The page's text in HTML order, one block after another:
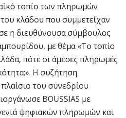
τοπίο των πληρωμών
κλάδου που συμμετείχαν
η διευθύνουσα σύμβουλος
με θέμα «Το τοπίο
πότε οι άμεσες πληρωμές
Η συζήτηση
του συνεδρίου
BOUSSIAS με
ψηφιακών πληρωμών και